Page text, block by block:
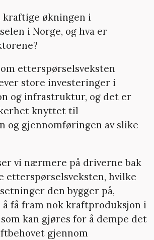
kraftige økningen i
i Norge, og hva er
etterspørselsveksten
store investeringer i
og infrastruktur, og det er
knyttet til
og gjennomføringen av slike
vi nærmere på driverne bak
etterspørselsveksten, hvilke
den bygger på,
få fram nok kraftproduksjon i
kan gjøres for å dempe det
gjennom